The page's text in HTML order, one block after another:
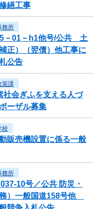
繕工事
務所
－01－h1他号/公共 土
正）（翌債）他工事に
公告
策課
社会ぎふを支える人づ
ーザル募集
校
販売機設置に係る一般
務所
10号／公共 防災・
）一般国道158号他